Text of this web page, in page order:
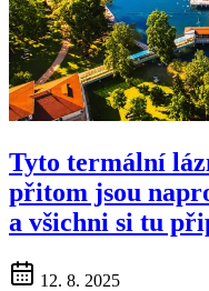
Tyto termální
přitom jsou
a všichni si tu
12. 8. 2025